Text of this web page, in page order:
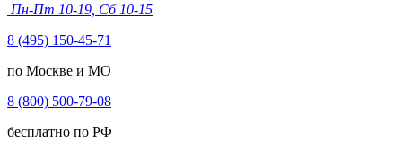
Пн-Пт 10-19, Сб 10-15
8 (495) 150-45-71
по Москве и МО
8 (800) 500-79-08
бесплатно по РФ